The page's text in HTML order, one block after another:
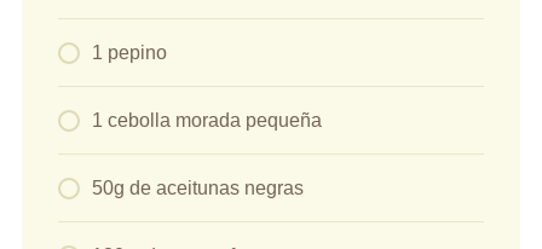
1 pepino
1 cebolla morada pequeña
50g de aceitunas negras